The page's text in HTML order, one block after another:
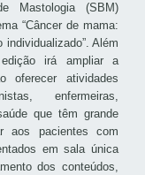
Mastologia (SBM)
“Câncer de mama:
Além
irá ampliar a
oferecer atividades
enfermeiras,
que têm grande
aos pacientes com
em sala única
dos conteúdos,